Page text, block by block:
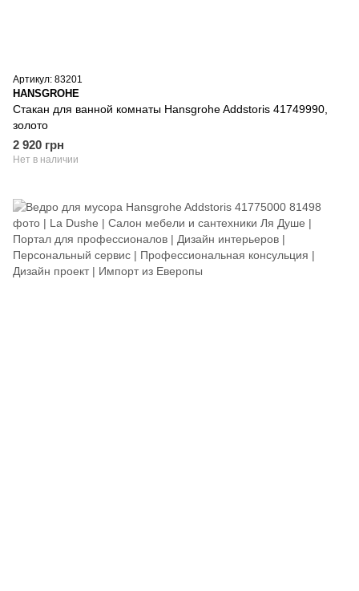
Артикул: 83201
HANSGROHE
Стакан для ванной комнаты Hansgrohe Addstoris 41749990,
золото
2 920 грн
Нет в наличии